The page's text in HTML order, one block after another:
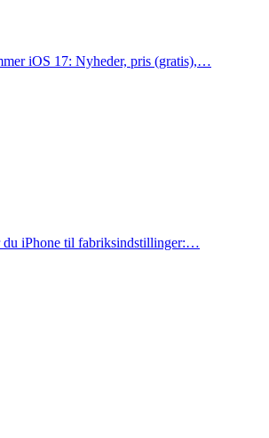
iOS 17: Nyheder, pris (gratis),…
du iPhone til fabriksindstillinger:…